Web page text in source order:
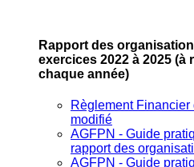
Rapport des
exercices 2022 à 2025 (à
chaque année)
Règlement Financier
modifié
AGFPN ‐ Guide
rapport des
AGFPN ‐ Guide